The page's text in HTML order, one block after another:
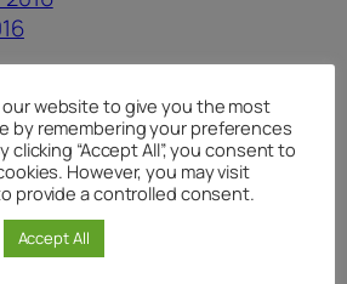
2015
website to give you the most
by remembering your preferences
clicking “Accept All”, you consent to
However, you may visit
provide a controlled consent.
Accept All